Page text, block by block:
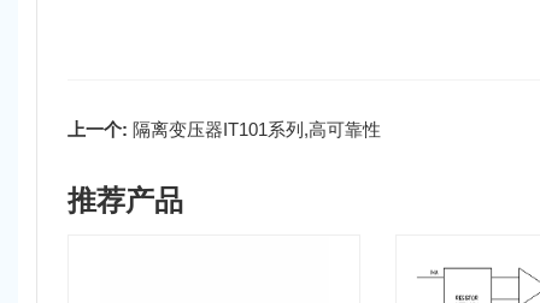
上一个: 隔离变压器IT101系列,高可靠性
推荐产品